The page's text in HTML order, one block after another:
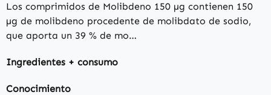
Los comprimidos de Molibdeno 150 µg contienen 150
µg de molibdeno procedente de molibdato de sodio,
que aporta un 39 % de mo…
Ingredientes + consumo
Conocimiento